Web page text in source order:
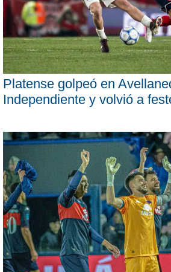
Platense golpeó en
Independiente y volvió a